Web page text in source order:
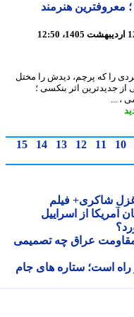
هنرمند
که پرچم، دیدش را مختل
اثر بنکسی ؛
11
12
13
14
15
فیلم
از اسراییل
عراق چه تصمیمی
است؛ ستاره های جام